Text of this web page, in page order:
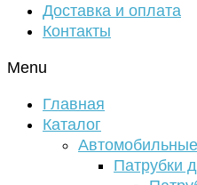
Доставка и оплата
Контакты
Menu
Главная
Каталог
Патрубки